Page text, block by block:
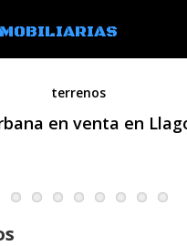
terrenos
en venta en